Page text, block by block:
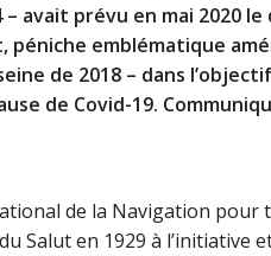
avait prévu en mai 2020
emblématique
de 2018 – dans
de Covid-19.
de la Navigation
Salut en 1929 à l’initiative